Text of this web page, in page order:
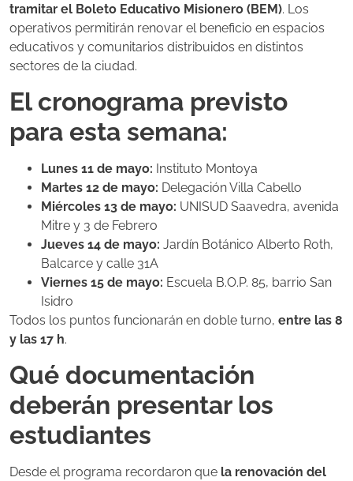
tramitar el Boleto Educativo Misionero (BEM). Los
operativos permitirán renovar el beneficio en espacios
educativos y comunitarios distribuidos en distintos
sectores de la ciudad.
El cronograma previsto
para esta semana:
Lunes 11 de mayo: Instituto Montoya
Martes 12 de mayo: Delegación Villa Cabello
Miércoles 13 de mayo: UNISUD Saavedra, avenida
Mitre y 3 de Febrero
Jueves 14 de mayo: Jardín Botánico Alberto Roth,
Balcarce y calle 31A
Viernes 15 de mayo: Escuela B.O.P. 85, barrio San
Isidro
Todos los puntos funcionarán en doble turno, entre las 8
y las 17 h.
Qué documentación
deberán presentar los
estudiantes
Desde el programa recordaron que la renovación del